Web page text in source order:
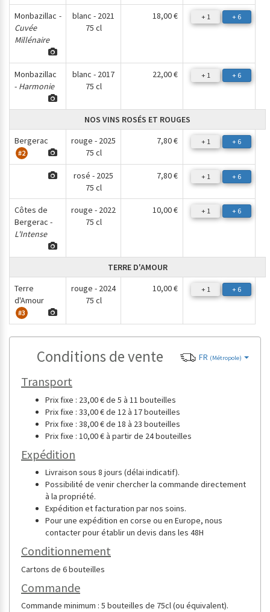
Monbazillac -
Cuvée
Millénaire
blanc - 2021
75 cl
18,00 € + 1 + 6
Monbazillac
- Harmonie
blanc - 2017
75 cl
22,00 € + 1 + 6
NOS VINS ROSÉS ET ROUGES
Bergerac
#2
rouge - 2025
75 cl
7,80 € + 1 + 6
rosé - 2025
75 cl
7,80 € + 1 + 6
Côtes de
Bergerac -
L'Intense
rouge - 2022
75 cl
10,00 € + 1 + 6
TERRE D'AMOUR
Terre
d'Amour
#3
rouge - 2024
75 cl
10,00 € + 1 + 6
FR (Métropole)
Conditions de vente
Transport
Prix fixe : 23,00 € de 5 à 11 bouteilles
Prix fixe : 33,00 € de 12 à 17 bouteilles
Prix fixe : 38,00 € de 18 à 23 bouteilles
Prix fixe : 10,00 € à partir de 24 bouteilles
Expédition
Livraison sous 8 jours (délai indicatif).
Possibilité de venir chercher la commande directement
à la propriété.
Expédition et facturation par nos soins.
Pour une expédition en corse ou en Europe, nous
contacter pour établir un devis dans les 48H
Conditionnement
Cartons de 6 bouteilles
Commande
Commande minimum : 5 bouteilles de 75cl (ou équivalent).